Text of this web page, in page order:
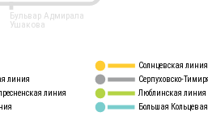
линия
линия
Солнцевская линия
Серпуховско-
Люблинская линия
Большая
Бульвар Адмирала
Ушакова